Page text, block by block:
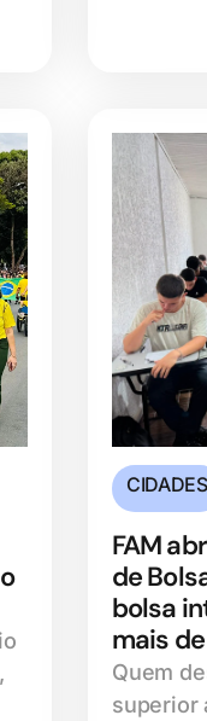
CIDADES
FAM
de
bolsa
mais
Quem
superior